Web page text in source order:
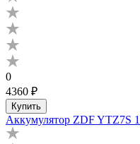
0
4360 ₽
Купить
Аккумулятор ZDF YTZ7S